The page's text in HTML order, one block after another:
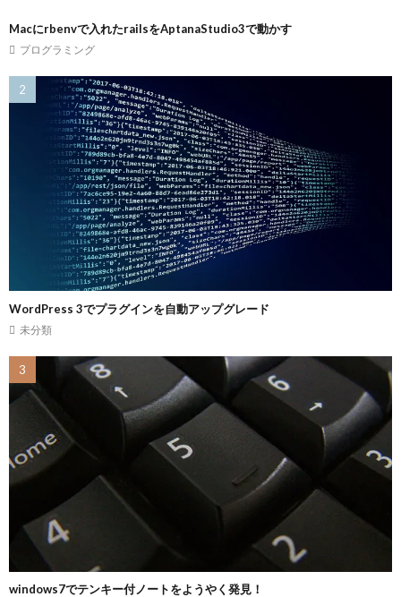
Macにrbenvで入れたrailsをAptanaStudio3で動かす
プログラミング
WordPress 3でプラグインを自動アップグレード
未分類
windows7でテンキー付ノートをようやく発見！